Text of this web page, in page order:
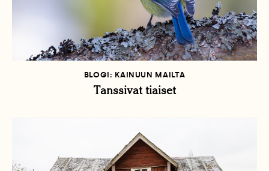
BLOGI: KAINUUN MAILTA
Tanssivat tiaiset